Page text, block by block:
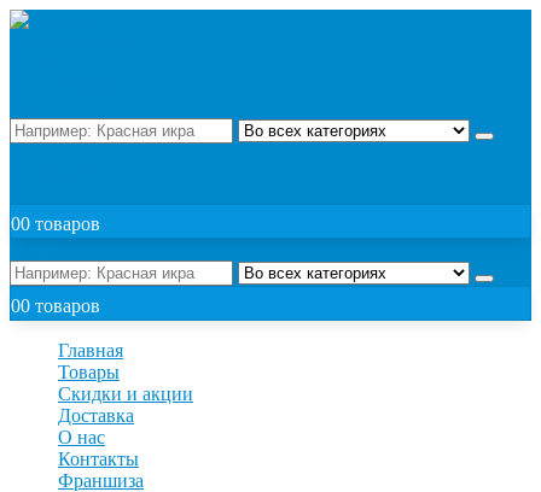
00 товаров
00 товаров
Главная
Товары
Скидки и акции
Доставка
О нас
Контакты
Франшиза